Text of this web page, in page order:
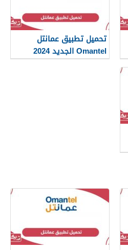
تحميل تطبيق عمانتل
Omantel الجديد 2024
للآيفون والأندرويد